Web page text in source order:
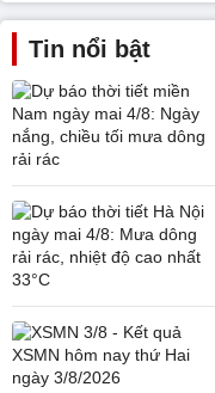
Tin nổi bật